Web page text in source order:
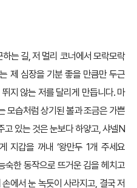
는 길, 저 멀리 코너에서 모락모락
제 심장을 기분 좋을 만큼만 두근
지 않는 저를 달리게 만듭니다. 마
모습처럼 상기된 볼과 조금은 가쁜
고 있는 것은 눈보다 하얗고, 샤넬N
지갑을 꺼내 ‘왕만두 1개 주세요
숙한 동작으로 뜨거운 김을 헤치고
에서 눈 녹듯이 사라지고, 결국 저